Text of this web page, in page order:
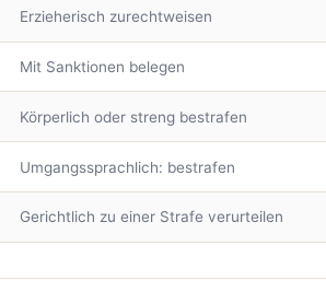
Erzieherisch zurechtweisen
Mit Sanktionen belegen
Körperlich oder streng bestrafen
Umgangssprachlich: bestrafen
Gerichtlich zu einer Strafe verurteilen